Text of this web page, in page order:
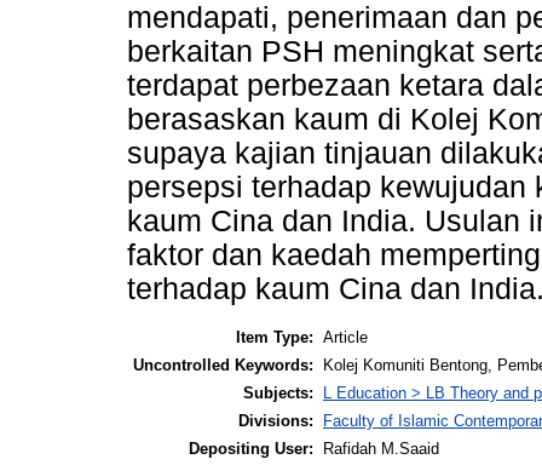
mendapati, penerimaan dan
berkaitan PSH meningkat
terdapat perbezaan ketara
berasaskan kaum di Kolej
supaya kajian tinjauan
persepsi terhadap
kaum Cina dan India. Usulan
faktor dan kaedah
terhadap kaum Cina dan
Item Type: Article
Uncontrolled Keywords:
Kolej Komuniti Bentong,
Subjects:
L Education > LB Theory and
Divisions:
Faculty of Islamic
Depositing User:
Rafidah M.Saaid